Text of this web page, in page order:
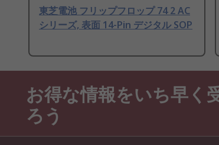
東芝電池 フリップフロップ 74 2 AC
シリーズ, 表面 14-Pin デジタル SOP
お得な情報をいち早く
ろう